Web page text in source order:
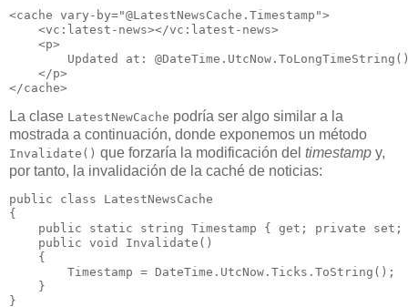
<cache vary-by="@LatestNewsCache.Timestamp">
    <vc:latest-news></vc:latest-news>
    <p>
Updated at:
    </p>
La clase LatestNewCache podría ser algo similar a la
mostrada a continuación, donde exponemos un método
Invalidate() que forzaría la modificación del timestamp y,
por tanto, la invalidación de la caché de noticias:
public class LatestNewsCache
{
public static string Timestamp { get; private set;
    public void Invalidate()
    {
        Timestamp = DateTime.UtcNow.Ticks.ToString();
    }